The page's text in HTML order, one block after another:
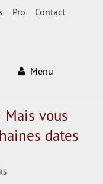
Pro Contact
Menu
Mais vous
dates